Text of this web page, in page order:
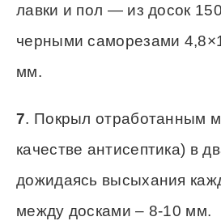
лавки и пол — из досок
черными саморезами
мм.
7. Покрыл отработанным
качестве антисептика) в
дожидаясь высыхания
между досками – 8-10 мм.